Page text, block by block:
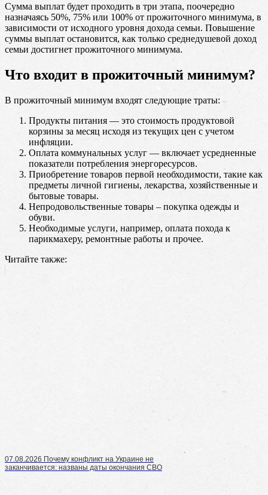
Сумма выплат будет проходить в три этапа, поочередно
назначаясь 50%, 75% или 100% от прожиточного минимума, в
зависимости от исходного уровня дохода семьи. Повышение
суммы выплат остановится, как только среднедушевой доход
семьи достигнет прожиточного минимума.
Что входит в прожиточный минимум?
В прожиточный минимум входят следующие траты:
Продукты питания — это стоимость продуктовой
корзины за месяц исходя из текущих цен с учетом
инфляции.
Оплата коммунальных услуг — включает усредненные
показатели потребления энергоресурсов.
Приобретение товаров первой необходимости, такие как
предметы личной гигиены, лекарства, хозяйственные и
бытовые товары.
Непродовольственные товары – покупка одежды и
обуви.
Необходимые услуги, например, оплата похода к
парикмахеру, ремонтные работы и прочее.
Читайте также:
07.08.2026 Почему конфликт на Украине не
заканчивается: названы даты окончания СВО